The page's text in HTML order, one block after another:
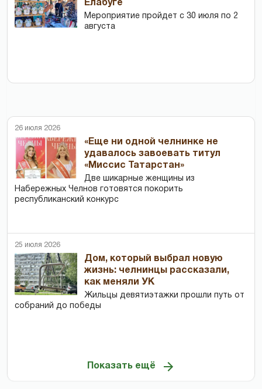
Елабуге
Мероприятие пройдет с 30 июля по 2
августа
26 июля 2026
«Еще ни одной челнинке не
удавалось завоевать титул
«Миссис Татарстан»
Две шикарные женщины из
Набережных Челнов готовятся покорить
республиканский конкурс
25 июля 2026
Дом, который выбрал новую
жизнь: челнинцы рассказали,
как меняли УК
Жильцы девятиэтажки прошли путь от
собраний до победы
Показать ещё